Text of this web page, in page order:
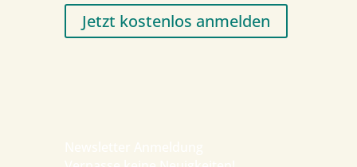
Jetzt kostenlos anmelden